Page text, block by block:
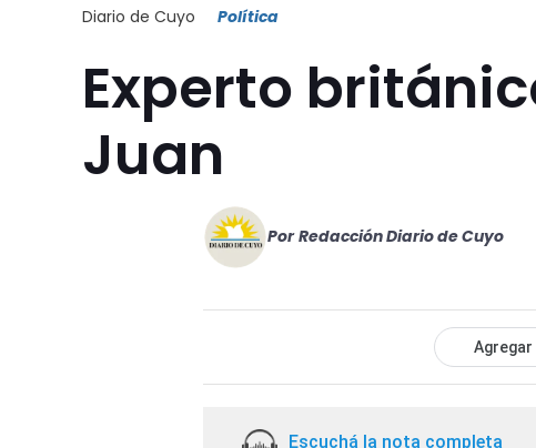
Diario de Cuyo Política
Experto
Juan
Por Redacción Diario de Cuyo
Agregar
Escuchá la nota completa